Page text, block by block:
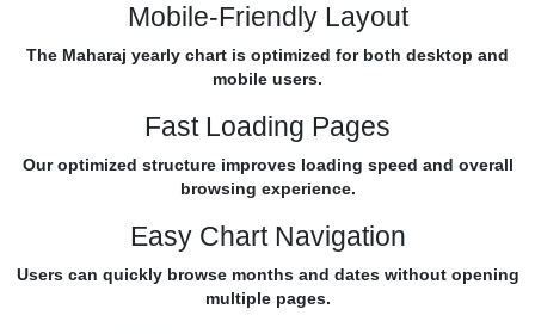
Mobile-Friendly Layout
The Maharaj yearly chart is optimized for both desktop and
mobile users.
Fast Loading Pages
Our optimized structure improves loading speed and overall
browsing experience.
Easy Chart Navigation
Users can quickly browse months and dates without opening
multiple pages.